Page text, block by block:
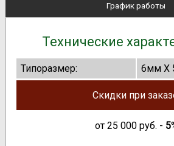
График работы
Технические
Типоразмер: 6мм Х
Скидки при
от 25 000руб. - 5